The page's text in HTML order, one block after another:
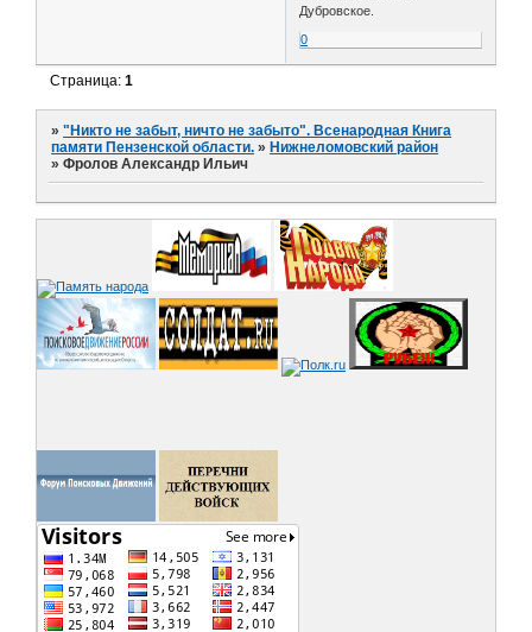
Дубровское.
0
Страница:1
»"Никто не забыт, ничто не забыто". Всенародная Книга
памяти Пензенской области. » Нижнеломовский район
»Фролов Александр Ильич